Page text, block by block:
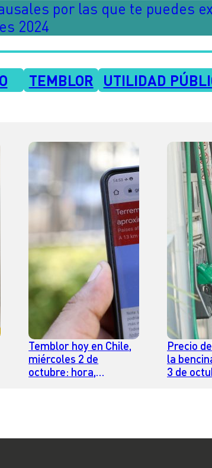
por las que te puedes
2024
TEMBLOR UTILIDAD
Temblor hoy en Chile,
miércoles 2 de
octubre: hora,
Precio
la
3 de